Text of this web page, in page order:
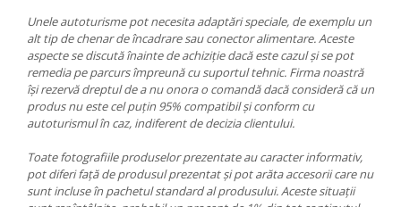
Unele autoturisme pot necesita adaptări speciale, de exemplu un
alt tip de chenar de încadrare sau conector alimentare. Aceste
aspecte se discută înainte de achiziție dacă este cazul și se pot
remedia pe parcurs împreună cu suportul tehnic. Firma noastră
își rezervă dreptul de a nu onora o comandă dacă consideră că un
produs nu este cel puțin 95% compatibil și conform cu
autoturismul în caz, indiferent de decizia clientului.
Toate fotografiile produselor prezentate au caracter informativ,
pot diferi față de produsul prezentat și pot arăta accesorii care nu
sunt incluse în pachetul standard al produsului. Aceste situații